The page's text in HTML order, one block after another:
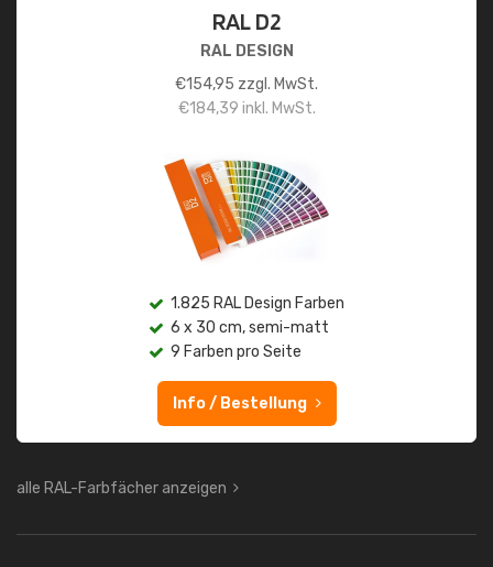
RAL D2
RAL DESIGN
€154,95 zzgl. MwSt.
€184,39 inkl. MwSt.
1.825 RAL Design Farben
6 x 30 cm, semi-matt
9 Farben pro Seite
Info / Bestellung
alle RAL-Farbfächer anzeigen